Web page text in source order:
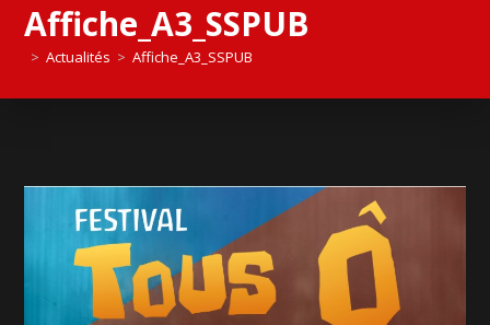
Affiche_A3_SSPUB
> Actualités > Affiche_A3_SSPUB